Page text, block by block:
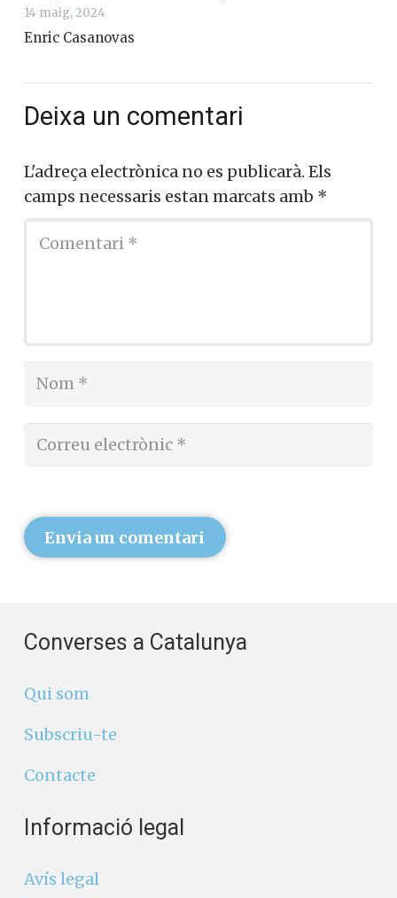
14 maig, 2024
Enric Casanovas
Deixa un comentari
L'adreça electrònica no es publicarà. Els
camps necessaris estan marcats amb *
Envia un comentari
Converses a Catalunya
Qui som
Subscriu-te
Contacte
Informació legal
Avís legal